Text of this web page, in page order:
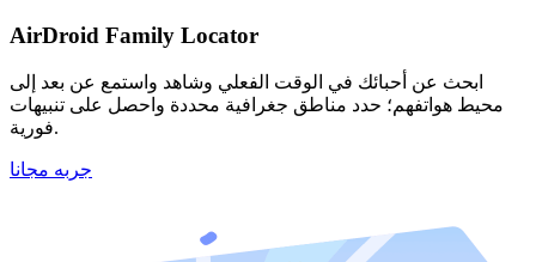
AirDroid Family Locator
ابحث عن أحبائك في الوقت الفعلي وشاهد واستمع عن بعد إلى
محيط هواتفهم؛ حدد مناطق جغرافية محددة واحصل على تنبيهات
فورية.
جربه مجانا